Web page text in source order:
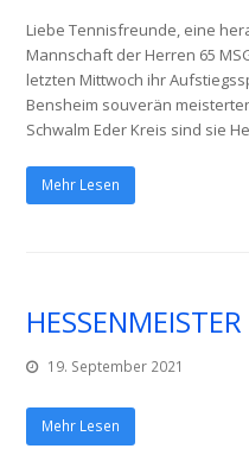
Liebe Tennisfreunde, eine
Mannschaft der Herren 65
letzten Mittwoch ihr
Bensheim souverän
Schwalm Eder Kreis sind sie
Mehr Lesen
19. September 2021
Mehr Lesen